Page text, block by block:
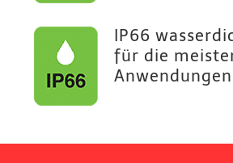
IP66
für die
Anwendungen